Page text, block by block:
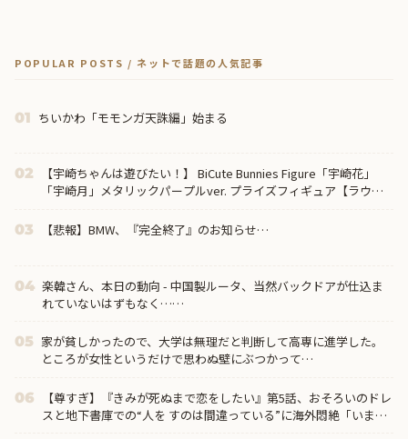
POPULAR POSTS / ネットで話題の人気記事
01 ちいかわ「モモンガ天誅編」始まる
02
【宇崎ちゃんは遊びたい！】 BiCute Bunnies Figure「宇崎花」
「宇崎月」メタリックパープルver. プライズフィギュア【ラウン
03 【悲報】BMW、『完全終了』のお知らせ…
04 楽韓さん、本日の動向 - 中国製ルータ、当然バックドアが仕込ま
れていないはずもなく……
05 家が貧しかったので、大学は無理だと判断して高専に進学した。
ところが女性というだけで思わぬ壁にぶつかって…
06
【尊すぎ】『きみが死ぬまで恋をしたい』第5話、おそろいのドレ
スと地下書庫での“人を すのは間違っている”に海外悶絶「いまの